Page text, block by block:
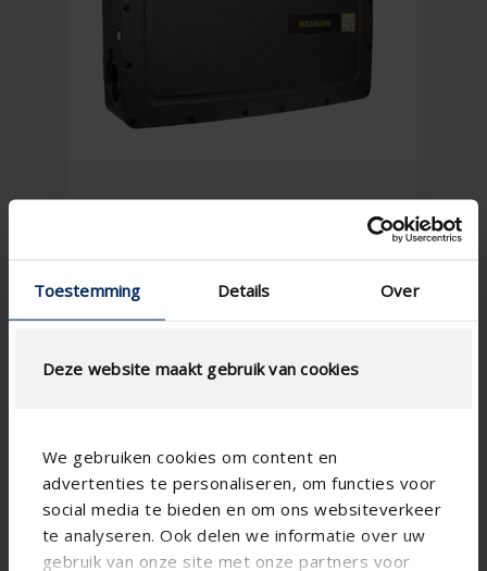
Toestemming Details Over
Deze website maakt gebruik van cookies
We gebruiken cookies om content en
advertenties te personaliseren, om functies voor
social media te bieden en om ons websiteverkeer
te analyseren. Ook delen we informatie over uw
gebruik van onze site met onze partners voor
